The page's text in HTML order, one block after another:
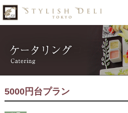
5000円台プラン